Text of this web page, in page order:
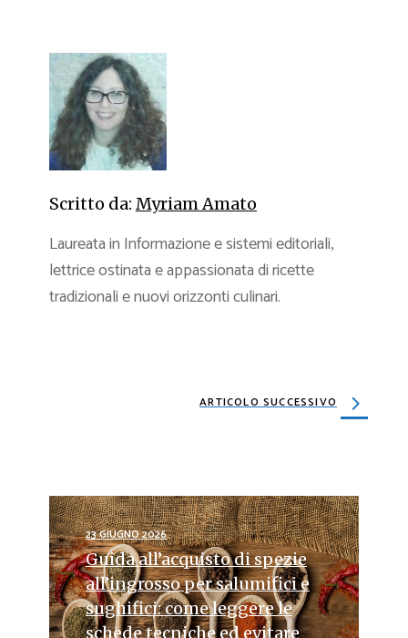
Scritto da: Myriam Amato
Laureata in Informazione e sistemi editoriali,
lettrice ostinata e appassionata di ricette
tradizionali e nuovi orizzonti culinari.
ARTICOLO SUCCESSIVO
23 GIUGNO 2026
Guida all’acquisto di spezie
all’ingrosso per salumifici e
sughifici: come leggere le
schede tecniche ed evitare